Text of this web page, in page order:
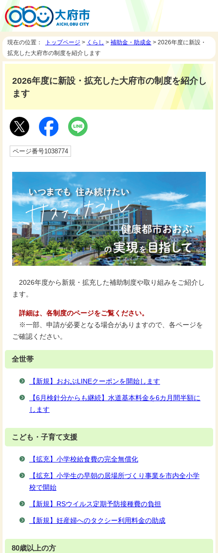
現在の位置： トップページ > くらし > 補助金・助成金 > 2026年度に新設・
拡充した大府市の制度を紹介します
2026年度に新設・拡充した大府市の制度を紹介し
ます
ページ番号1038774
2026年度から新規・拡充した補助制度や取り組みをご紹介し
ます。
詳細は、各制度のページをご覧ください。
※一部、申請が必要となる場合がありますので、各ページを
ご確認ください。
全世帯
【新規】おおぶLINEクーポンを開始します
【6月検針分からも継続】水道基本料金を6カ月間半額に
します
こども・子育て支援
【拡充】小学校給食費の完全無償化
【拡充】小学生の早朝の居場所づくり事業を市内全小学
校で開始
【新規】RSウイルス定期予防接種費の負担
【新規】妊産婦へのタクシー利用料金の助成
80歳以上の方